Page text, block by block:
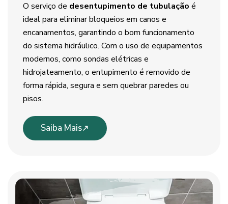
O serviço de desentupimento de tubulação é
ideal para eliminar bloqueios em canos e
encanamentos, garantindo o bom funcionamento
do sistema hidráulico. Com o uso de equipamentos
modernos, como sondas elétricas e
hidrojateamento, o entupimento é removido de
forma rápida, segura e sem quebrar paredes ou
pisos.
Saiba Mais